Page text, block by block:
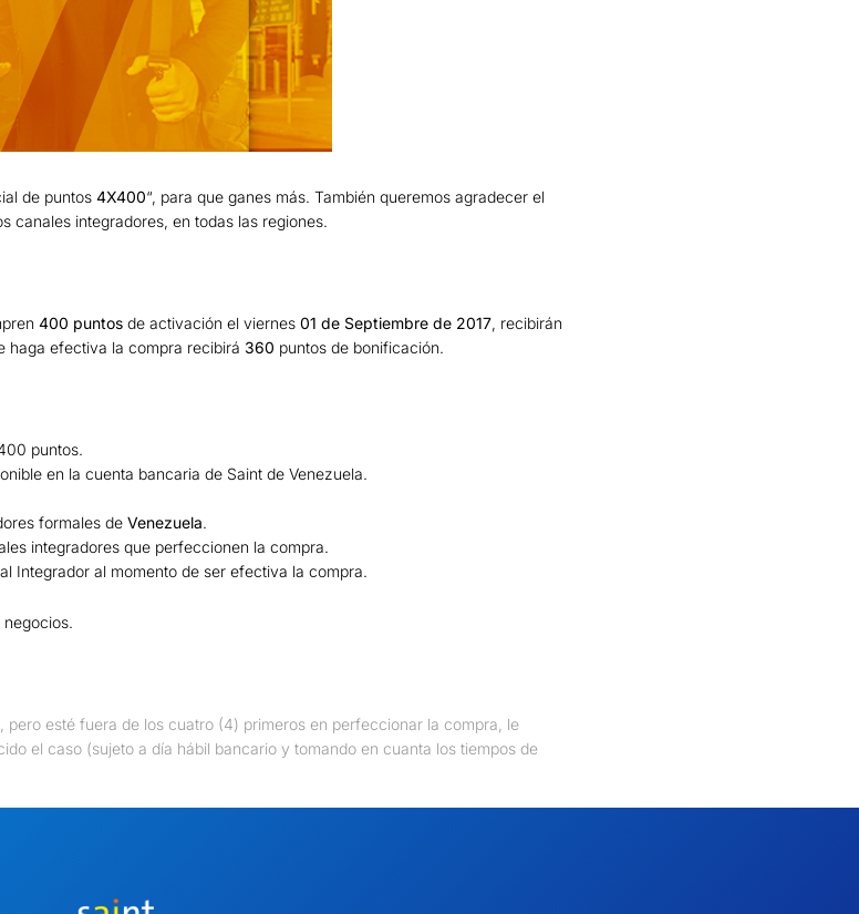
de puntos 4X400“, para que ganes más. También queremos agradecer el
canales integradores, en todas las regiones.
400 puntos de activación el viernes 01 de Septiembre de 2017, recibirán
haga efectiva la compra recibirá 360 puntos de bonificación.
puntos.
en la cuenta bancaria de Saint de Venezuela.
formales de Venezuela.
integradores que perfeccionen la compra.
Integrador al momento de ser efectiva la compra.
pero esté fuera de los cuatro (4) primeros en perfeccionar la compra, le
el caso (sujeto a día hábil bancario y tomando en cuanta los tiempos de